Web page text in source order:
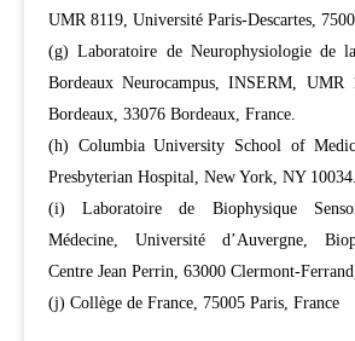
UMR 8119, Université Paris-Descartes,
(g) Laboratoire de Neurophysiologie de
Bordeaux Neurocampus, INSERM, UMR
Bordeaux, 33076 Bordeaux, France.
(h) Columbia University School of
Presbyterian Hospital, New York, NY 10034.
(i) Laboratoire de Biophysique
Médecine, Université d’Auvergne,
Centre Jean Perrin, 63000 Clermont-
(j) Collège de France, 75005 Paris, France